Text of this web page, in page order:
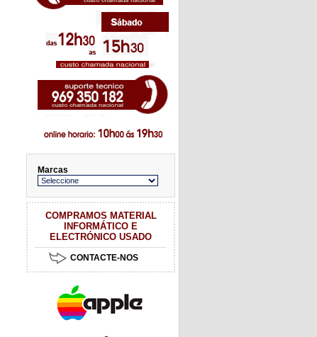
Marcas
COMPRAMOS MATERIAL
INFORMÁTICO E
ELECTRÓNICO USADO
CONTACTE-NOS